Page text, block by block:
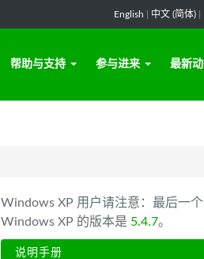
English 中文 (简体)
帮助与支持 参与进来 最新
Windows XP 用户请注意：最后一
Windows XP 的版本是 5.4.7。
说明手册